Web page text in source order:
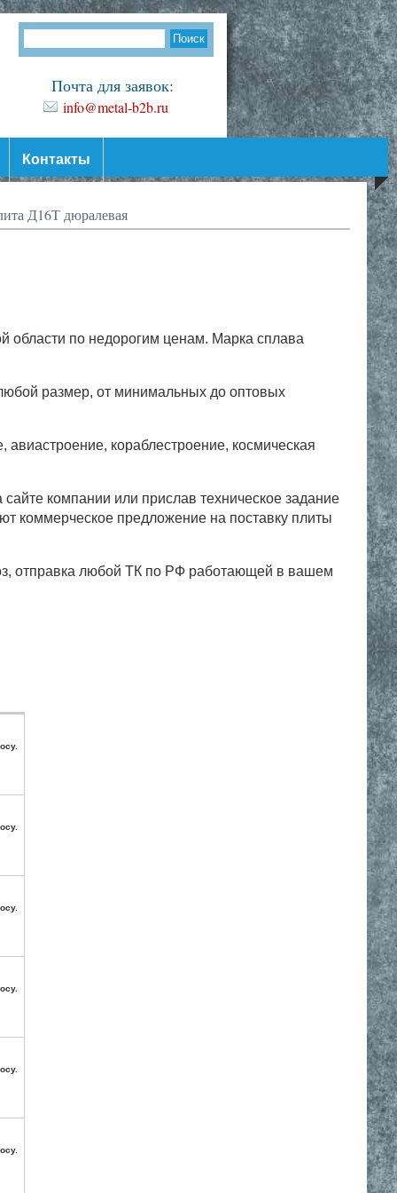
Почта для заявок:
info@metal-b2b.ru
Контакты
Д16Т дюралевая
области по недорогим ценам. Марка сплава
размер, от минимальных до оптовых
кораблестроение, космическая
компании или прислав техническое задание
коммерческое предложение на поставку плиты
отправка любой ТК по РФ работающей в вашем